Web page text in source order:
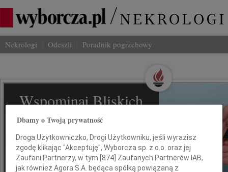
Nekrologi Odeszli Poradnik pogrzebowy
Wspominaj Bliskich
Na Odeszli.pl
Jak ich zapamiętaliśmy? Serwis
odeszli.pl z Grupy Wyborcza, to
możliwość stworzenia unikalnego
Dbamy o Twoją prywatność
Droga Użytkowniczko, Drogi Użytkowniku, jeśli wyrazisz
zgodę klikając "Akceptuję", Wyborcza sp. z o.o. oraz jej
Zaufani Partnerzy, w tym [874 ] Zaufanych Partnerów IAB,
jak również Agora S.A. będąca spółką powiązaną z